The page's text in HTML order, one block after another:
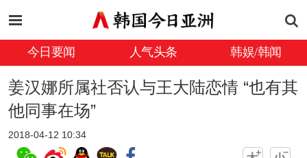
今日要闻 人气头条 韩娱/韩闻
姜汉娜所属社否认与王大陆恋情 “也有其
他同事在场”
2018-04-12 10:34